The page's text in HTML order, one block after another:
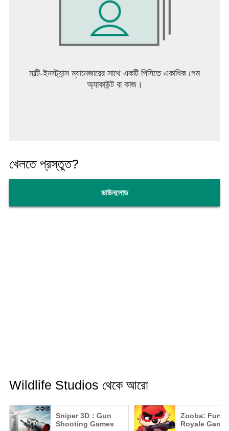
মাল্টি-ইনস্ট্যান্স ম্যানেজারের সাথে একটি পিসিতে একাধিক গেম
অ্যাকাউন্ট বা কাজ।
খেলতে প্রস্তুত?
ডাউনলোড
Wildlife Studios থেকে আরো
Sniper 3D：Gun
Shooting Games
Zooba: Fun
Royale